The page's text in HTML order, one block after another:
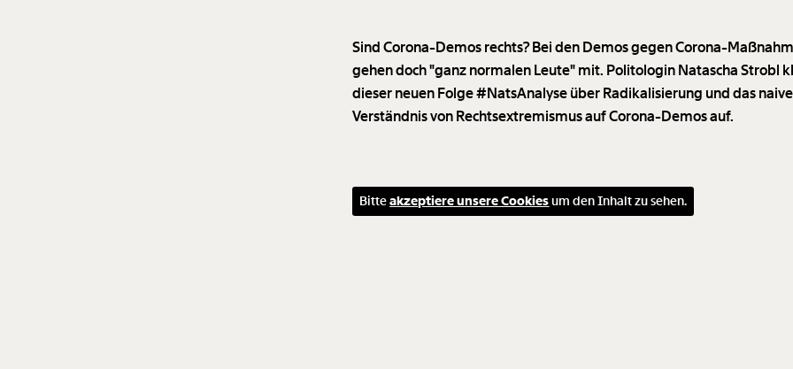
Sind Corona-Demos rechts? Bei den Demos gegen Corona-
gehen doch "ganz normalen Leute" mit. Politologin Natascha Strobl
dieser neuen Folge #NatsAnalyse über Radikalisierung und das naive
Verständnis von Rechtsextremismus auf Corona-Demos auf.
Bitteakzeptiere unsere Cookiesum den Inhalt zu sehen.